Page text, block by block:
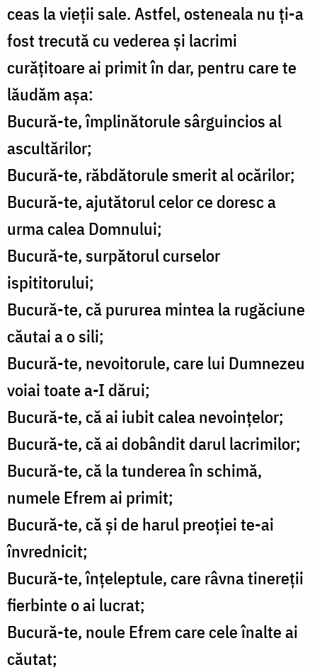
ceas la vieții sale. Astfel, osteneala nu ți-a
fost trecută cu vederea și lacrimi
curățitoare ai primit în dar, pentru care te
lăudăm așa:
Bucură-te, împlinătorule sârguincios al
ascultărilor;
Bucură-te, răbdătorule smerit al ocărilor;
Bucură-te, ajutătorul celor ce doresc a
urma calea Domnului;
Bucură-te, surpătorul curselor
ispititorului;
Bucură-te, că pururea mintea la rugăciune
căutai a o sili;
Bucură-te, nevoitorule, care lui Dumnezeu
voiai toate a-I dărui;
Bucură-te, că ai iubit calea nevoințelor;
Bucură-te, că ai dobândit darul lacrimilor;
Bucură-te, că la tunderea în schimă,
numele Efrem ai primit;
Bucură-te, că și de harul preoției te-ai
învrednicit;
Bucură-te, înțeleptule, care râvna tinereții
fierbinte o ai lucrat;
Bucură-te, noule Efrem care cele înalte ai
căutat;